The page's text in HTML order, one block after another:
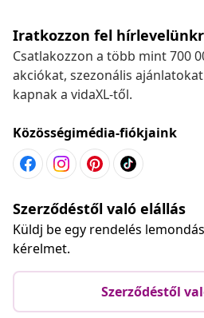
Iratkozzon fel
Csatlakozzon a több mint 700
akciókat, szezonális
kapnak a vidaXL-től.
Közösségimédia-fiókjaink
Szerződéstől való elállás
Küldj be egy rendelés
kérelmet.
Szerződéstől